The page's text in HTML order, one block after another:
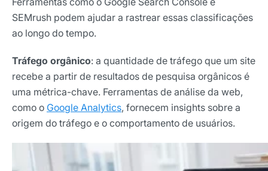
SEMrush podem ajudar a rastrear essas classificações
ao longo do tempo.
Tráfego orgânico: a quantidade de tráfego que um site
recebe a partir de resultados de pesquisa orgânicos é
uma métrica-chave. Ferramentas de análise da web,
como o Google Analytics, fornecem insights sobre a
origem do tráfego e o comportamento de usuários.